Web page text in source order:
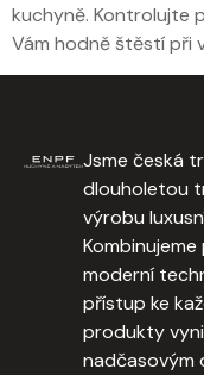
kuchyně. Kontrolujte
Vám hodně štěstí při
Jsme česká
dlouholetou
výrobu
moderní
přístup ke
produkty
nadčasovým